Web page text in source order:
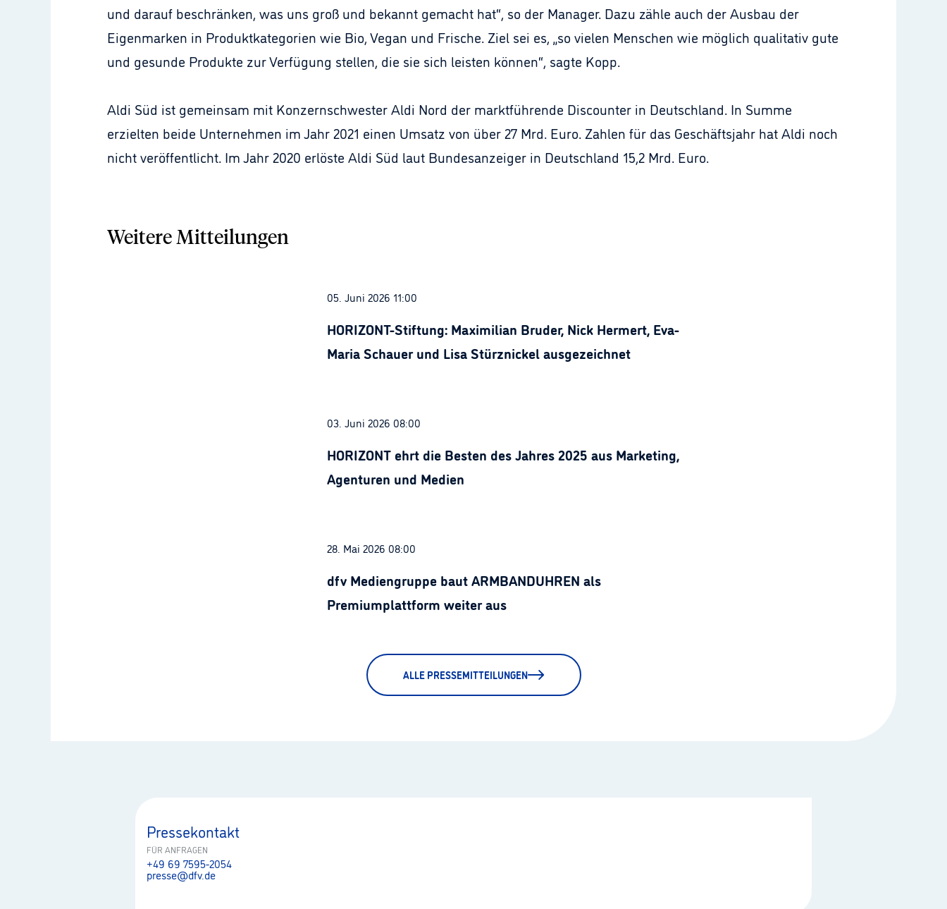
und darauf beschränken, was uns groß und bekannt gemacht hat“, so der Manager. Dazu zähle auch der Ausbau der
Eigenmarken in Produktkategorien wie Bio, Vegan und Frische. Ziel sei es, „so vielen Menschen wie möglich qualitativ gute
und gesunde Produkte zur Verfügung stellen, die sie sich leisten können“, sagte Kopp.
Aldi Süd ist gemeinsam mit Konzernschwester Aldi Nord der marktführende Discounter in Deutschland. In Summe
erzielten beide Unternehmen im Jahr 2021 einen Umsatz von über 27 Mrd. Euro. Zahlen für das Geschäftsjahr hat Aldi noch
nicht veröffentlicht. Im Jahr 2020 erlöste Aldi Süd laut Bundesanzeiger in Deutschland 15,2 Mrd. Euro.
Weitere Mitteilungen
05. Juni 2026 11:00
HORIZONT-Stiftung: Maximilian Bruder, Nick Hermert, Eva-
Maria Schauer und Lisa Stürznickel ausgezeichnet
03. Juni 2026 08:00
HORIZONT ehrt die Besten des Jahres 2025 aus Marketing,
Agenturen und Medien
28. Mai 2026 08:00
dfv Mediengruppe baut ARMBANDUHREN als
Premiumplattform weiter aus
ALLE PRESSEMITTEILUNGEN
Pressekontakt
FÜR ANFRAGEN
+49 69 7595-2054
presse@dfv.de